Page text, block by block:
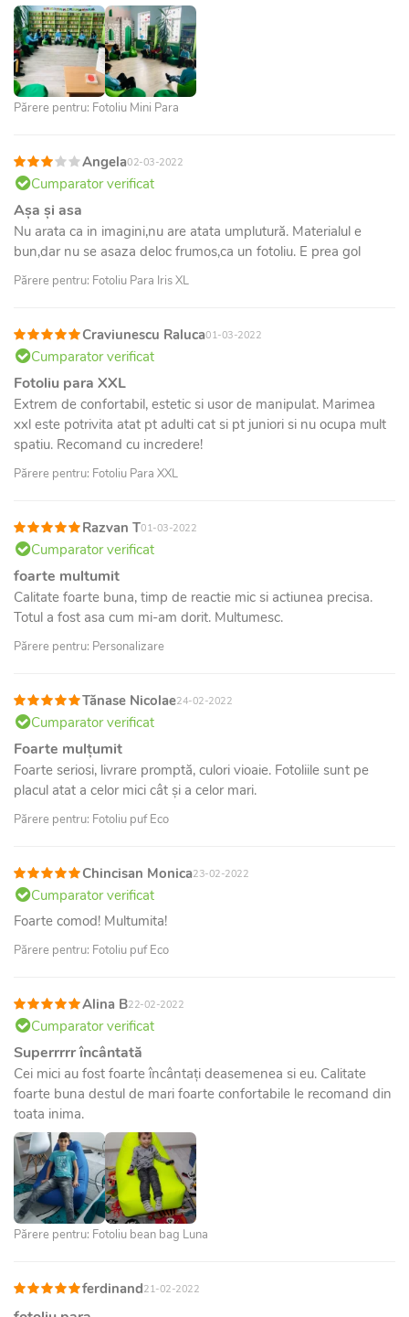
Părere pentru: Fotoliu Mini Para
Angela02-03-2022
Cumparator verificat
Așa și asa
Nu arata ca in imagini,nu are atata umplutură. Materialul e
bun,dar nu se asaza deloc frumos,ca un fotoliu. E prea gol
Părere pentru: Fotoliu Para Iris XL
Craviunescu Raluca01-03-2022
Cumparator verificat
Fotoliu para XXL
Extrem de confortabil, estetic si usor de manipulat. Marimea
xxl este potrivita atat pt adulti cat si pt juniori si nu ocupa mult
spatiu. Recomand cu incredere!
Părere pentru: Fotoliu Para XXL
Razvan T01-03-2022
Cumparator verificat
foarte multumit
Calitate foarte buna, timp de reactie mic si actiunea precisa.
Totul a fost asa cum mi-am dorit. Multumesc.
Părere pentru: Personalizare
Tănase Nicolae24-02-2022
Cumparator verificat
Foarte mulțumit
Foarte seriosi, livrare promptă, culori vioaie. Fotoliile sunt pe
placul atat a celor mici cât și a celor mari.
Părere pentru: Fotoliu puf Eco
Chincisan Monica23-02-2022
Cumparator verificat
Foarte comod! Multumita!
Părere pentru: Fotoliu puf Eco
Alina B22-02-2022
Cumparator verificat
Superrrrr încântată
Cei mici au fost foarte încântați deasemenea si eu. Calitate
foarte buna destul de mari foarte confortabile le recomand din
toata inima.
Părere pentru: Fotoliu bean bag Luna
ferdinand21-02-2022